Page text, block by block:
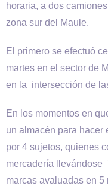
horaria, a dos
zona sur del Maule.
El primero se efectuó
martes en el sector de
en la intersección de
En los momentos en
un almacén para hacer
por 4 sujetos, quienes
mercadería llevándose
marcas avaluadas en 5